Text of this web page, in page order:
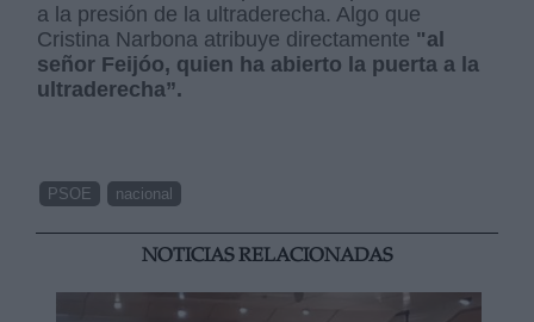
a la presión de la ultraderecha. Algo que
Cristina Narbona atribuye directamente "al
señor Feijóo, quien ha abierto la puerta a la
ultraderecha”.
PSOE nacional
NOTICIAS RELACIONADAS